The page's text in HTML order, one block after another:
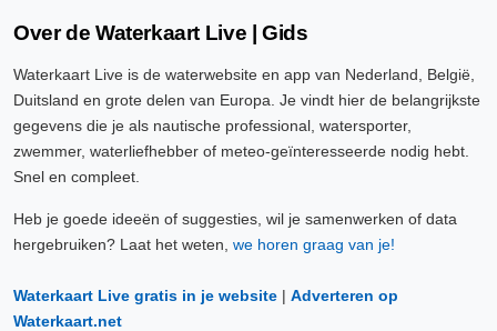
Over de Waterkaart Live | Gids
Waterkaart Live is de waterwebsite en app van Nederland, België,
Duitsland en grote delen van Europa. Je vindt hier de belangrijkste
gegevens die je als nautische professional, watersporter,
zwemmer, waterliefhebber of meteo-geïnteresseerde nodig hebt.
Snel en compleet.
Heb je goede ideeën of suggesties, wil je samenwerken of data
hergebruiken? Laat het weten, we horen graag van je!
Waterkaart Live gratis in je website | Adverteren op
Waterkaart.net